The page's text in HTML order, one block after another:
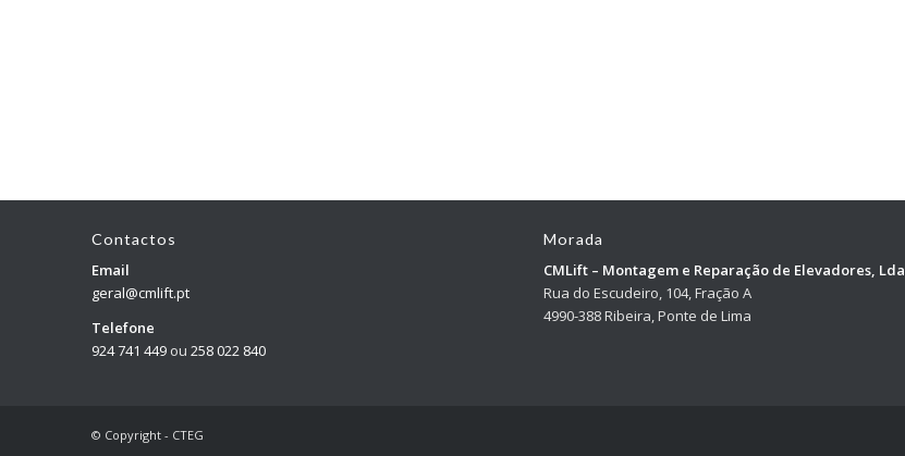
Contactos
Email
geral@cmlift.pt
Telefone
924 741 449ou 258 022 840
Morada
CMLift – Montagem e Reparação de Elevadores, Lda
Rua do Escudeiro, 104, Fração A
4990-388 Ribeira, Ponte de Lima
© Copyright - CTEG